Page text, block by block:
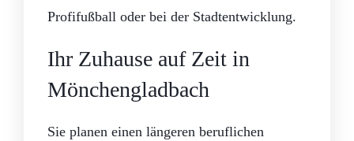
Profifußball oder bei der Stadtentwicklung.
Ihr Zuhause auf Zeit in
Mönchengladbach
Sie planen einen längeren beruflichen